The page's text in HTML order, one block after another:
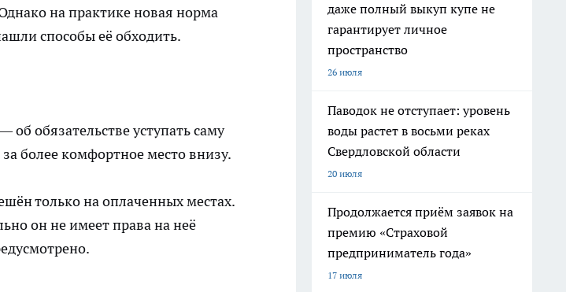
на практике новая норма
способы её обходить.
об обязательстве уступать саму
более комфортное место внизу.
только на оплаченных местах.
он не имеет права на неё
даже полный выкуп купе не
гарантирует личное
пространство
26 июля
Паводок не отступает: уровень
воды растет в восьми реках
Свердловской области
20 июля
Продолжается приём заявок на
премию «Страховой
предприниматель года»
17 июля